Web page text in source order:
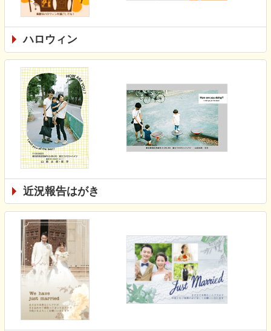
ハロウィン
近況報告はがき